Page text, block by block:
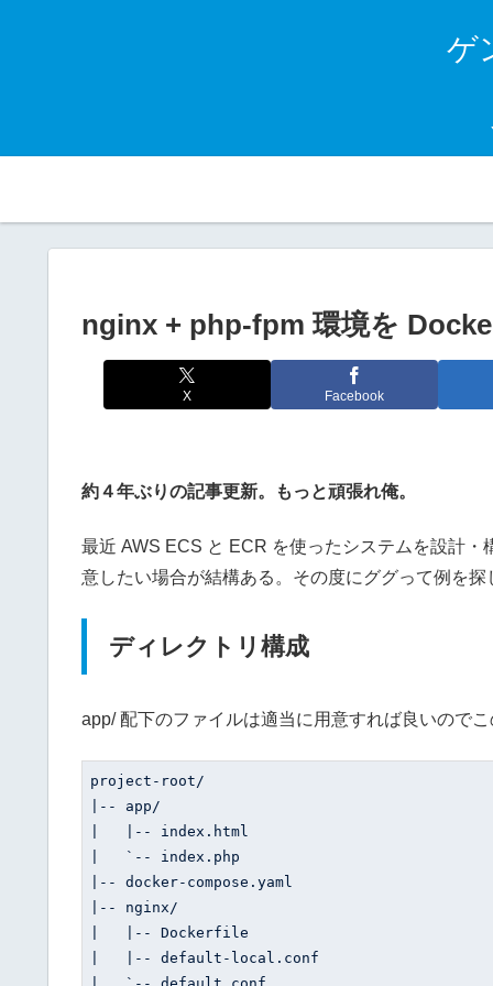
ゲ
nginx + php-fpm 環境を
X Facebook
約４年ぶりの記事更新。もっと頑張れ俺。
最近 AWS ECS と ECR を使ったシステムを設計
意したい場合が結構ある。その度にググって例を
ディレクトリ構成
app/ 配下のファイルは適当に用意すれば良いので
project-root/
|-- app/
|   |-- index.html
|   `-- index.php
|-- docker-compose.yaml
|-- nginx/
|   |-- Dockerfile
|   |-- default-local.conf